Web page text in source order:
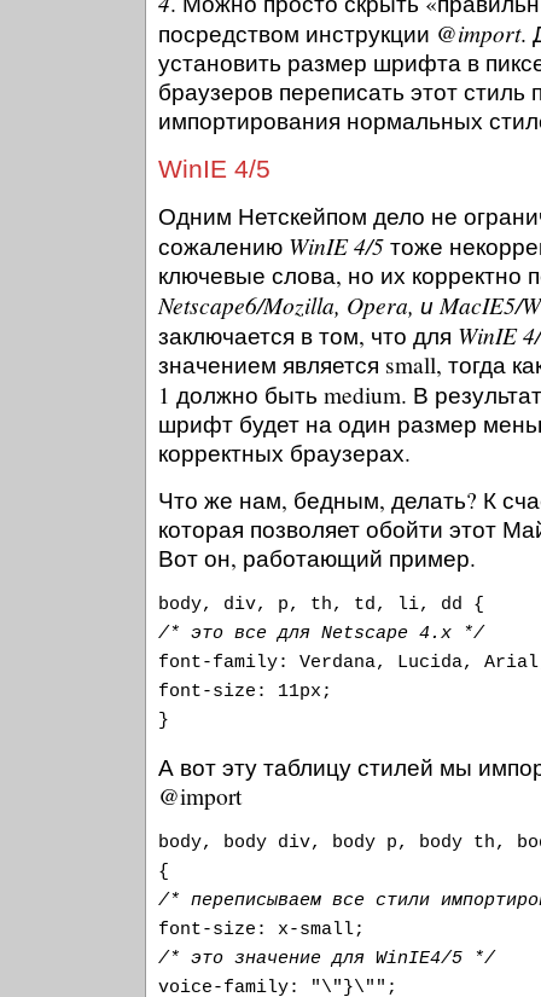
посредством инструкции @import.
установить размер шрифта в
браузеров переписать этот стиль
импортирования нормальных
WinIE 4/5
Одним Нетскейпом дело не
сожалению WinIE 4/5 тоже
ключевые слова, но их корректно
Netscape6/Mozilla, Opera, и MacIE5/
заключается в том, что для WinIE
значением является small, тогда
1 должно быть medium. В
шрифт будет на один размер
корректных браузерах.
Что же нам, бедным, делать? К
которая позволяет обойти этот
Вот он, работающий пример.
body, div, p, th, td, li, dd {
/* это все для Netscape 4.x */
font-family: Verdana, Lucida,
font-size: 11px;
}
А вот эту таблицу стилей мы
@import
body, body div, body p, body th,
{
/* переписываем все стили
font-size: x-small;
/* это значение для WinIE4/5 */
voice-family: "\"}\"";